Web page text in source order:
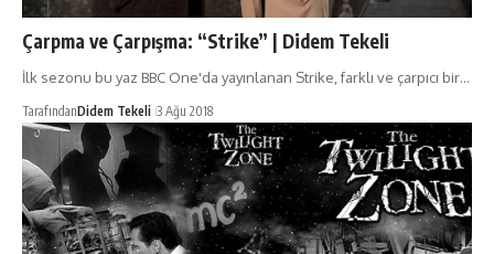
Çarpma ve Çarpışma: “Strike” | Didem Tekeli
İlk sezonu bu yaz BBC One'da yayınlanan Strike, farklı ve çarpıcı bir…
TarafındanDidem Tekeli 3 Ağu 2018